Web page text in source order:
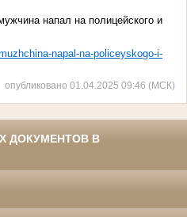
напал на полицейского и
napal-na-policeyskogo-i-
опубликовано 01.04.2025 09:46 (МСК)
ДОКУМЕНТОВ В